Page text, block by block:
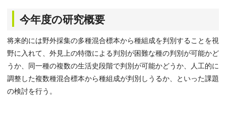
今年度の研究概要
将来的には野外採集の多種混合標本から種組成を判別することを視
野に入れて、外見上の特徴による判別が困難な種の判別が可能かど
うか、同一種の複数の生活史段階で判別が可能かどうか、人工的に
調整した複数種混合標本から種組成が判別しうるか、といった課題
の検討を行う。